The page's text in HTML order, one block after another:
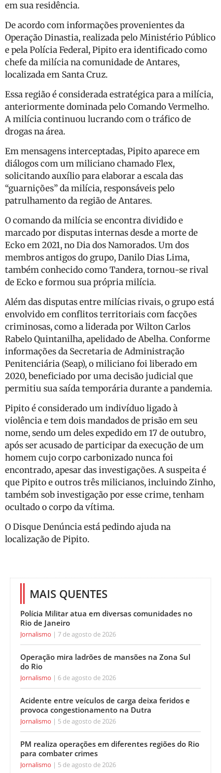
em sua residência.
De acordo com informações provenientes da
Operação Dinastia, realizada pelo Ministério Público
e pela Polícia Federal, Pipito era identificado como
chefe da milícia na comunidade de Antares,
localizada em Santa Cruz.
Essa região é considerada estratégica para a milícia,
anteriormente dominada pelo Comando Vermelho.
A milícia continuou lucrando com o tráfico de
drogas na área.
Em mensagens interceptadas, Pipito aparece em
diálogos com um miliciano chamado Flex,
solicitando auxílio para elaborar a escala das
“guarnições” da milícia, responsáveis pelo
patrulhamento da região de Antares.
O comando da milícia se encontra dividido e
marcado por disputas internas desde a morte de
Ecko em 2021, no Dia dos Namorados. Um dos
membros antigos do grupo, Danilo Dias Lima,
também conhecido como Tandera, tornou-se rival
de Ecko e formou sua própria milícia.
Além das disputas entre milícias rivais, o grupo está
envolvido em conflitos territoriais com facções
criminosas, como a liderada por Wilton Carlos
Rabelo Quintanilha, apelidado de Abelha. Conforme
informações da Secretaria de Administração
Penitenciária (Seap), o miliciano foi liberado em
2020, beneficiado por uma decisão judicial que
permitiu sua saída temporária durante a pandemia.
Pipito é considerado um indivíduo ligado à
violência e tem dois mandados de prisão em seu
nome, sendo um deles expedido em 17 de outubro,
após ser acusado de participar da execução de um
homem cujo corpo carbonizado nunca foi
encontrado, apesar das investigações. A suspeita é
que Pipito e outros três milicianos, incluindo Zinho,
também sob investigação por esse crime, tenham
ocultado o corpo da vítima.
O Disque Denúncia está pedindo ajuda na
localização de Pipito.
MAIS QUENTES
Polícia Militar atua em diversas comunidades no
Rio de Janeiro
Jornalismo 7 de agosto de 2026
Operação mira ladrões de mansões na Zona Sul
do Rio
Jornalismo 6 de agosto de 2026
Acidente entre veículos de carga deixa feridos e
provoca congestionamento na Dutra
Jornalismo 5 de agosto de 2026
PM realiza operações em diferentes regiões do Rio
para combater crimes
Jornalismo 5 de agosto de 2026